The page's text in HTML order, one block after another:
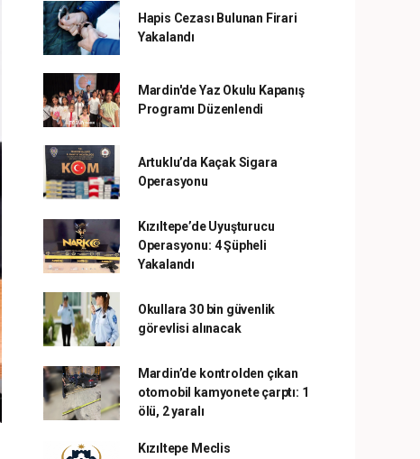
Hapis Cezası Bulunan Firari
Yakalandı
Mardin'de Yaz Okulu Kapanış
Programı Düzenlendi
Artuklu’da Kaçak Sigara
Operasyonu
Kızıltepe’de Uyuşturucu
Operasyonu: 4 Şüpheli
Yakalandı
Okullara 30 bin güvenlik
görevlisi alınacak
Mardin’de kontrolden çıkan
otomobil kamyonete çarptı: 1
ölü, 2 yaralı
Kızıltepe Meclis